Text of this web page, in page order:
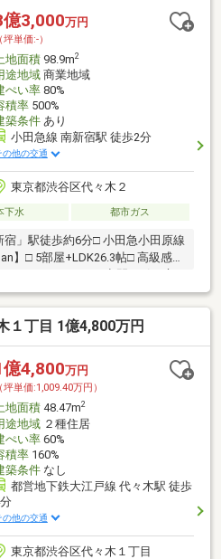
億3,000万円
（坪単価:-）
地面積98.9m2
途地域商業地域
ぺい率80%
積率500%
築条件あり
小田急線 南新宿駅 徒歩2分
の他の交通
東京都渋谷区代々木２
下水 都市ガス
宿」駅徒歩約6分□ 小田急小田原線
】□ 5部屋+LDK26.3帖□ 高級感あ
抑え、美しく整うパントリー□
】新宿駅徒歩6分と
歩奥へ入ると、喧騒を感じさせ
す。大通りから距離を保った住
かな住環境を両立した希少なロ
１丁目 1億4,800万円
億4,800万円
（坪単価:1,009.40万円）
地面積48.47m2
途地域２種住居
ぺい率60%
積率160%
築条件なし
都営地下鉄大江戸線 代々木駅 徒歩
の他の交通
東京都渋谷区代々木１丁目